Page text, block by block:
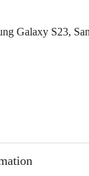
Galaxy S23,